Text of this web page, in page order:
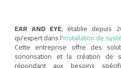
EAR AND EYE, établie depuis
qu'expert dans l'installation de
Cette entreprise offre des
sonorisation et la création de
répondant aux besoins